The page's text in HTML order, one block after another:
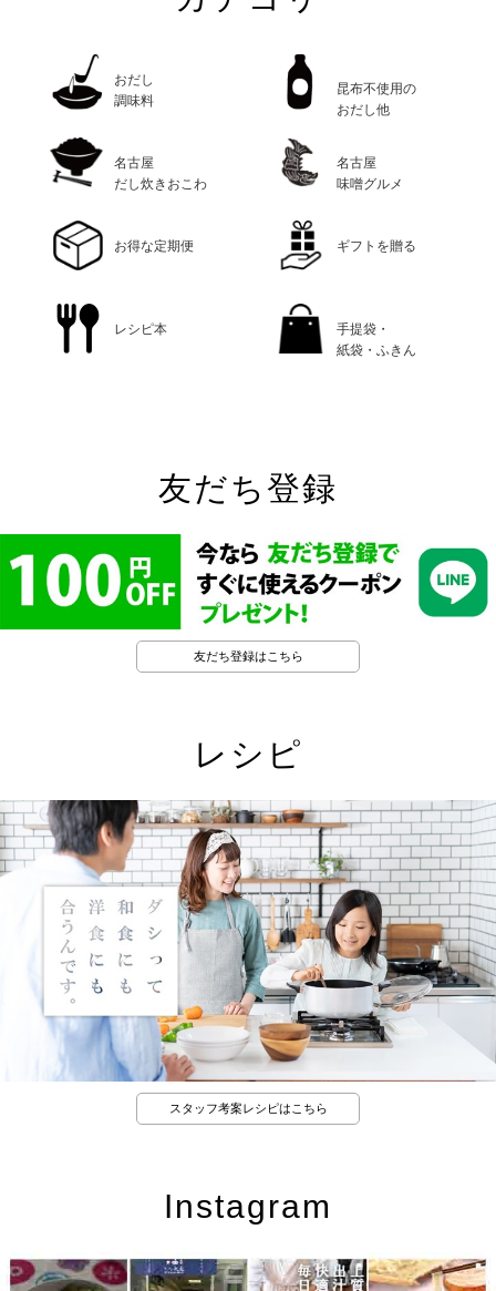
おだし
調味料
昆布不使用の
おだし他
名古屋
だし炊きおこわ
名古屋
味噌グルメ
お得な定期便 ギフトを贈る
レシピ本
手提袋・
紙袋・ふきん
友だち登録
友だち登録はこちら
レシピ
スタッフ考案レシピはこちら
Instagram